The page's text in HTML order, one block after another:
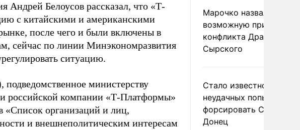
Андрей Белоусов рассказал, что «Т-
с китайскими и американскими
после чего и были включены в
сейчас по линии Минэкономразвития
ситуацию.
министерству
российской компании «Т-Платформы»
«Список организаций и лиц,
и внешнеполитическим интересам
Марочко назвал
возможную причину
конфликта Драпатого и
Сырского
Стало известно о
неудачных попытках
форсировать
Донец